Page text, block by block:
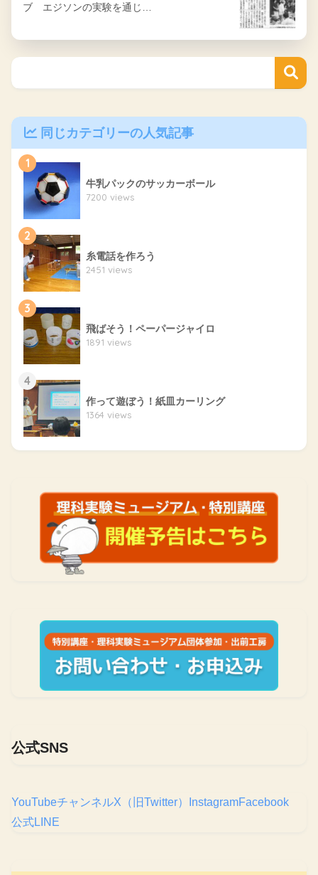
ブ エジソンの実験を通じ…
同じカテゴリーの人気記事
1
牛乳パックのサッカーボール
7200 views
2
糸電話を作ろう
2451 views
3
飛ばそう！ペーパージャイロ
1891 views
4
作って遊ぼう！紙皿カーリング
1364 views
公式SNS
YouTubeチャンネルX（旧Twitter） InstagramFacebook
公式LINE